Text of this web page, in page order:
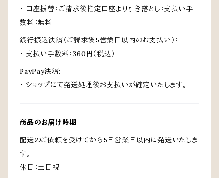
・ 口座振替：ご請求後指定口座より引き落とし：支払い手
数料：無料
銀行振込決済（ご請求後5営業日以内のお支払い）：
・ 支払い手数料：360円（税込）
PayPay決済:
・ ショップにて発送処理後お支払いが確定いたします。
商品のお届け時期
配送のご依頼を受けてから5日営業日以内に発送いたしま
す。
休日：土日祝